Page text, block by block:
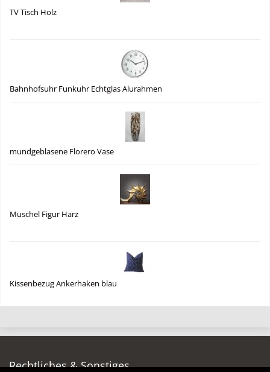
TV Tisch Holz
Bahnhofsuhr Funkuhr Echtglas Alurahmen
mundgeblasene Florero Vase
Muschel Figur Harz
Kissenbezug Ankerhaken blau
Rechtliches & Sonstiges